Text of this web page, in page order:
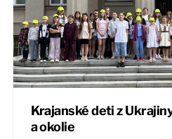
Krajanské deti z
a okolie